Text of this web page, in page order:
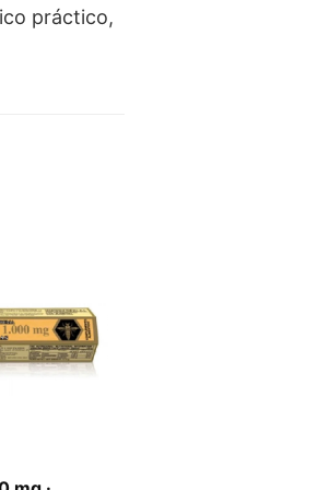
práctico,